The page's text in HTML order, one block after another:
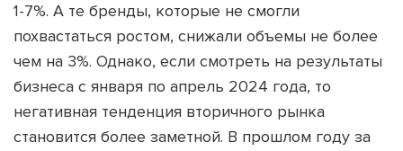
1-7%. А те бренды, которые не смогли
похвастаться ростом, снижали объемы не более
чем на 3%. Однако, если смотреть на результаты
бизнеса с января по апрель 2024 года, то
негативная тенденция вторичного рынка
становится более заметной. В прошлом году за